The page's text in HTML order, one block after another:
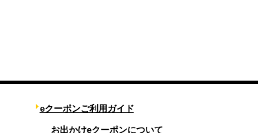
eクーポンご利用ガイド
お出かけeクーポンについて